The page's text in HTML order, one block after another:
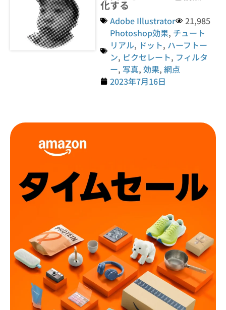
化する
Adobe Illustrator
21,985
Photoshop効果, チュート
リアル, ドット, ハーフトー
ン, ピクセレート, フィルタ
ー,写真,効果,網点
2023年7月16日